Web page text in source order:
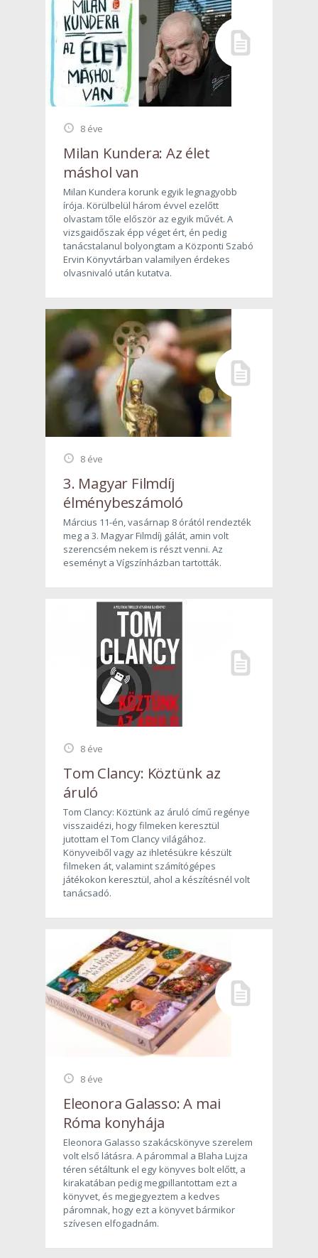
8 éve
Milan Kundera: Az élet
máshol van
Milan Kundera korunk egyik legnagyobb
írója. Körülbelül három évvel ezelőtt
olvastam tőle először az egyik művét. A
vizsgaidőszak épp véget ért, én pedig
tanácstalanul bolyongtam a Központi Szabó
Ervin Könyvtárban valamilyen érdekes
olvasnivaló után kutatva.
8 éve
3. Magyar Filmdíj
élménybeszámoló
Március 11-én, vasárnap 8 órától rendezték
meg a 3. Magyar Filmdíj gálát, amin volt
szerencsém nekem is részt venni. Az
eseményt a Vígszínházban tartották.
8 éve
Tom Clancy: Köztünk az
áruló
Tom Clancy: Köztünk az áruló című regénye
visszaidézi, hogy filmeken keresztül
jutottam el Tom Clancy világához.
Könyveiből vagy az ihletésükre készült
filmeken át, valamint számítógépes
játékokon keresztül, ahol a készítésnél volt
tanácsadó.
8 éve
Eleonora Galasso: A mai
Róma konyhája
Eleonora Galasso szakácskönyve szerelem
volt első látásra. A párommal a Blaha Lujza
téren sétáltunk el egy könyves bolt előtt, a
kirakatában pedig megpillantottam ezt a
könyvet, és megjegyeztem a kedves
páromnak, hogy ezt a könyvet bármikor
szívesen elfogadnám.